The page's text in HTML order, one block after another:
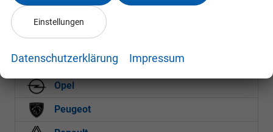
Mercedes-Benz
MG
Nissan
Opel
Peugeot
Einstellungen
Datenschutzerklärung Impressum